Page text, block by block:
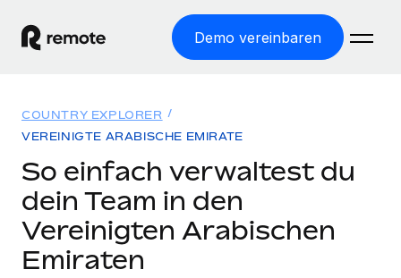
Demo vereinbaren
Produkte
WELTWEITE BESCHÄFTIGUNG
Globale Payroll
Einfache, rechtssicher Payroll
Employer of Record
Lösungen
WELTWEITE ABDECKUNG
Country Explorer
Ressourcen
TOOLS UND RECHNER
Preise
COUNTRY EXPLORER
VEREINIGTE ARABISCHE EMIRATE
So einfach verwaltest du
dein Team in den
Vereinigten Arabischen
Emiraten